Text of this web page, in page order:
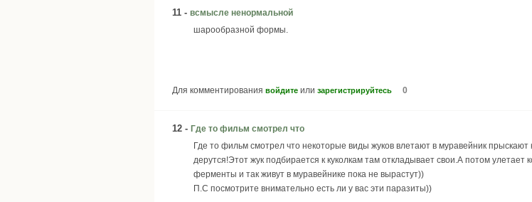
11 - всмысле ненормальной
шарообразной формы.
Для комментирования войдите или зарегистрируйтесь 0
12 - Где то фильм смотрел что
Где то фильм смотрел что некоторые виды жуков влетают в муравейник
дерутся!Этот жук подбирается к куколкам там откладывает свои.А потом
ферменты и так живут в муравейнике пока не вырастут))
П.С посмотрите внимательно есть ли у вас эти паразиты))